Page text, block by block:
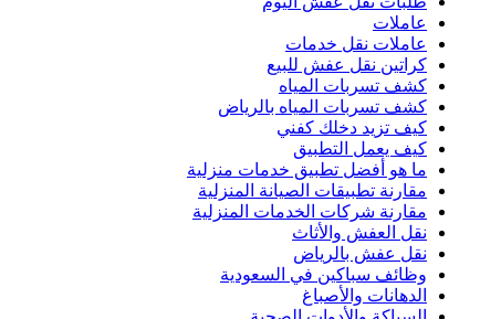
عاملات
عاملات نقل خدمات
كراتين نقل عفش للبيع
كشف تسربات المياه
كشف تسربات المياه بالرياض
كيف تزيد دخلك كفني
كيف يعمل التطبيق
ما هو أفضل تطبيق خدمات منزلية
مقارنة تطبيقات الصيانة المنزلية
مقارنة شركات الخدمات المنزلية
نقل العفش والأثاث
نقل عفش بالرياض
وظائف سباكين في السعودية
الدهانات والأصباغ